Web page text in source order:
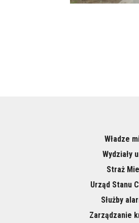
Władze
Wydziały
Straż
Urząd Stanu
Służby
Zarządzanie